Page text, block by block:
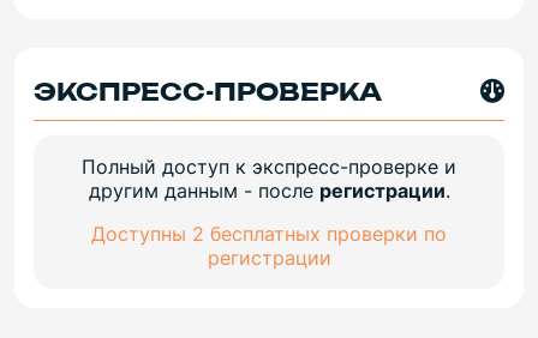
ЭКСПРЕСС-ПРОВЕРКА
Полный доступ к экспресс-проверке и
другим данным - после регистрации.
Доступны 2 бесплатных проверки по
регистрации